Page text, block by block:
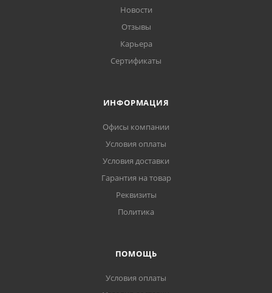
Новости
Отзывы
Карьера
Сертификаты
ИНФОРМАЦИЯ
Офисы компании
Условия оплаты
Условия доставки
Гарантия на товар
Реквизиты
Политика
ПОМОЩЬ
Условия оплаты